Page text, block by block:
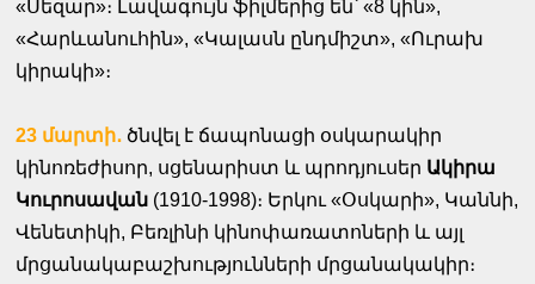
«Սեզար»։ Լավագույն ֆիլմերից են՝ «8 կին»,
«Հարևանուհին», «Կալասն ընդմիշտ», «Ուրախ
կիրակի»։
23 մարտի․ ծնվել է ճապոնացի օսկարակիր
կինոռեժիսոր, սցենարիստ և պրոդյուսեր Ակիրա
Կուրոսավան (1910-1998)։ Երկու «Օսկարի», Կաննի,
Վենետիկի, Բեռլինի կինոփառատոների և այլ
մրցանակաբաշխությունների մրցանակակիր։